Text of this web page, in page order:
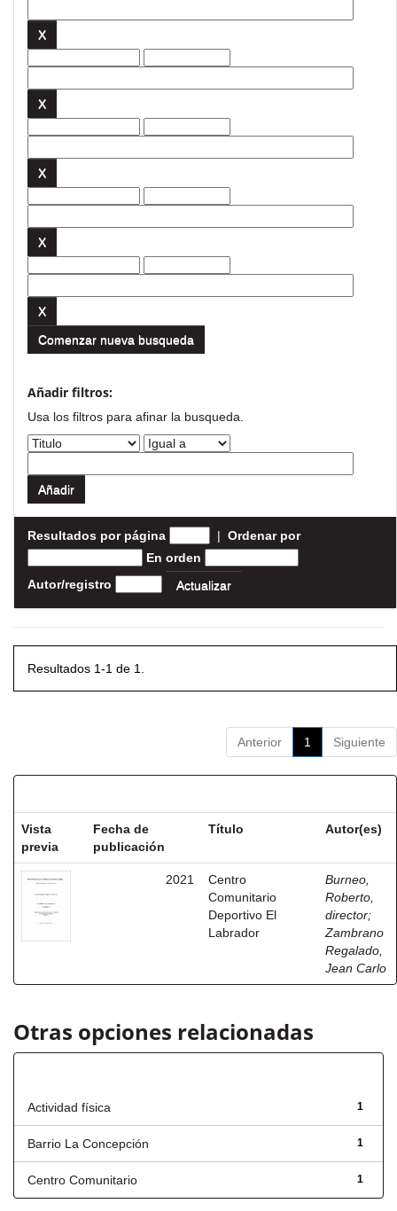
Comenzar nueva busqueda
Añadir filtros:
Usa los filtros para afinar la busqueda.
Resultados por página | Ordenar por
En orden
Autor/registro
Resultados 1-1 de 1.
Anterior 1 Siguiente
Vista
previa
Fecha de
publicación
Título Autor(es)
2021
Centro
Comunitario
Deportivo El
Labrador
Burneo,
Roberto,
director;
Zambrano
Regalado,
Jean Carlo
Otras opciones relacionadas
1
Actividad física
1
Barrio La Concepción
1
Centro Comunitario